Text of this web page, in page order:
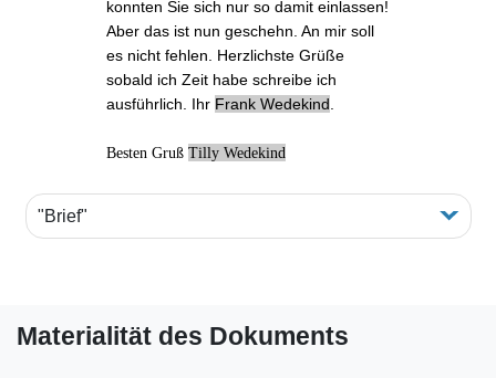
konnten Sie sich nur so damit einlassen!
Aber das ist nun geschehn. An mir soll
es nicht fehlen. Herzlichste Grüße
sobald ich Zeit habe schreibe ich
ausführlich. Ihr Frank Wedekind
Besten GrußTilly Wedekind
"Brief"
Materialität des Dokuments